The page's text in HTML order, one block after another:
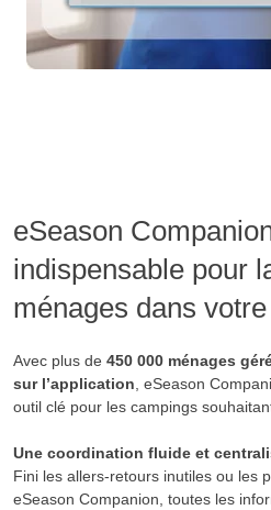
eSeason
indispensable pour
ménages dans
Avec plus de 450 000 ménages
sur l’application , eSeason
outil clé pour les campings
Une coordination fluide et
Fini les allers-retours inutiles ou les
eSeason Companion, toutes les